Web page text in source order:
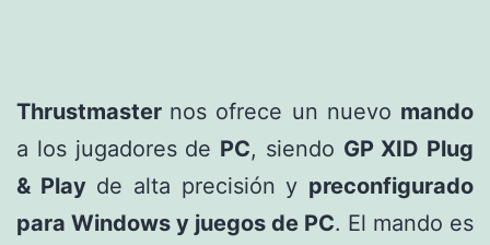
Thrustmaster nos ofrece un nuevo mando
a los jugadores de PC, siendo GP XID Plug
& Playde alta precisión y preconfigurado
para Windows y juegos de PC. El mando es